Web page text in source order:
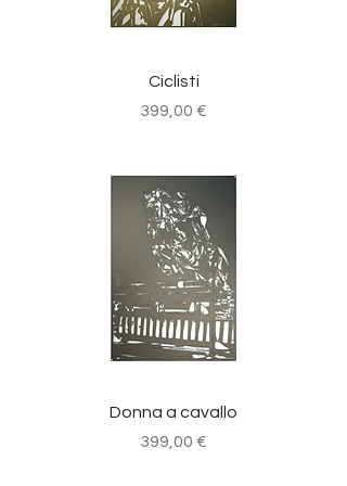
Ciclisti
Prezzo
399,00 €
Donna a cavallo
Prezzo
399,00 €